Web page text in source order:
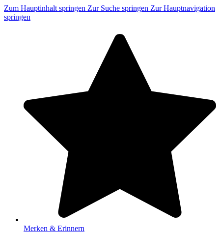
Zum Hauptinhalt springen Zur Suche springen Zur Hauptnavigation
springen
Merken & Erinnern